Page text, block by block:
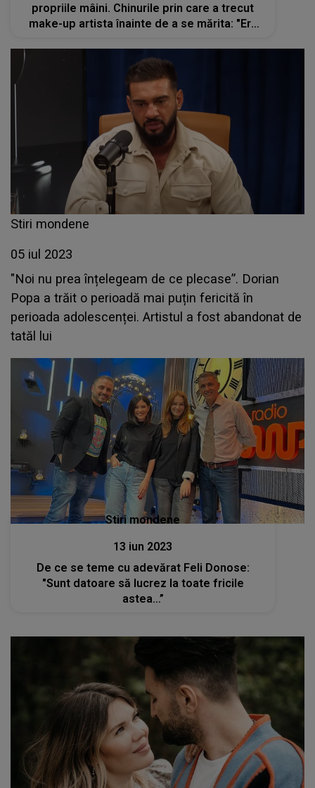
propriile mâini. Chinurile prin care a trecut
make-up artista înainte de a se mărita: "Era
Stiri mondene
05 iul 2023
"Noi nu prea înțelegeam de ce plecase”. Dorian
Popa a trăit o perioadă mai puțin fericită în
perioada adolescenței. Artistul a fost abandonat de
tatăl lui
Stiri mondene
13 iun 2023
De ce se teme cu adevărat Feli Donose:
"Sunt datoare să lucrez la toate fricile
astea…”